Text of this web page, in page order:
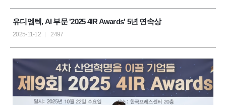
유디엠텍, AI 부문 '2025 4IR Awards' 5년 연속상
2025-11-12 2497